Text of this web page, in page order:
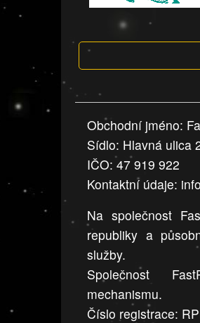
tvrzení,
jsou
v
nahlášení
jsou
přesná
a
úplná
Obchodní jméno:
Sídlo: Hlavná ulica
IČO: 47 919 922
Kontaktní údaje:
Na společnost
republiky a
služby.
Společnost
mechanismu.
Číslo registrace: